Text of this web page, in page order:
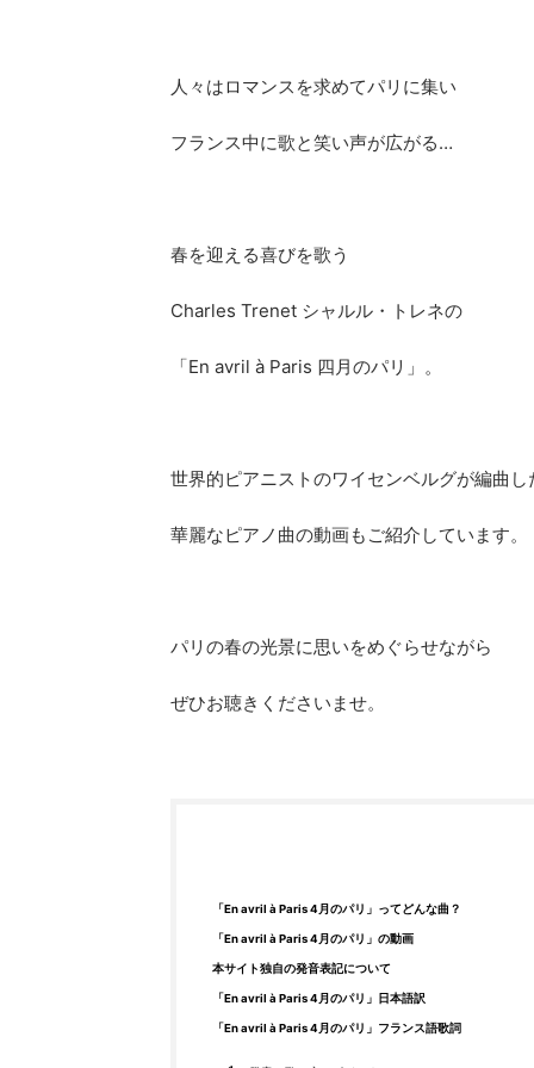
人々はロマンスを求めてパリに集い
フランス中に歌と笑い声が広がる…
春を迎える喜びを歌う
Charles Trenet シャルル・トレネの
「En avril à Paris 四月のパリ」。
世界的ピアニストのワイセンベルグが編曲し
華麗なピアノ曲の動画もご紹介しています。
パリの春の光景に思いをめぐらせながら
ぜひお聴きくださいませ。
「En avril à Paris 4月のパリ」ってどんな曲？
「En avril à Paris 4月のパリ」の動画
本サイト独自の発音表記について
「En avril à Paris 4月のパリ」日本語訳
「En avril à Paris 4月のパリ」フランス語歌詞